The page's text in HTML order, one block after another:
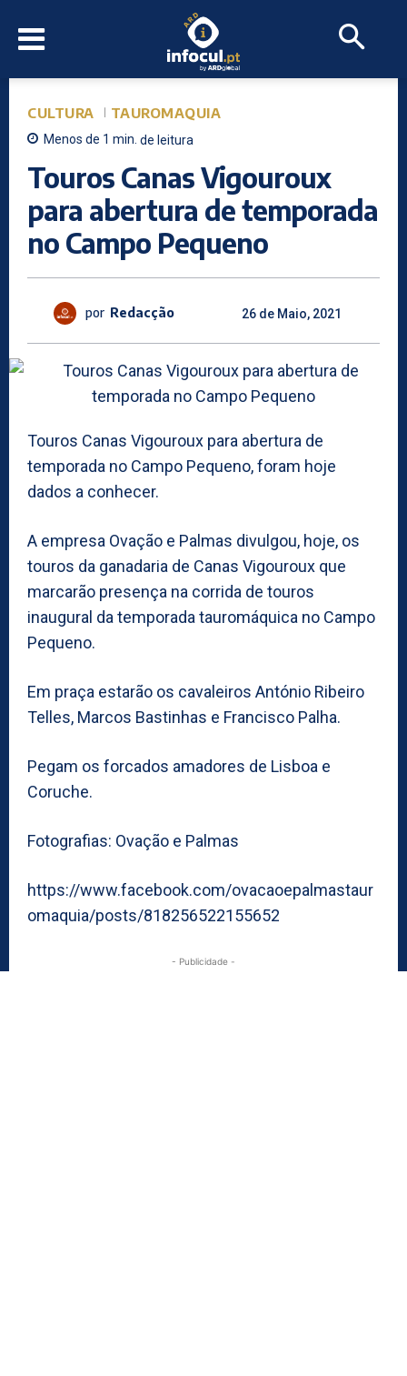
CULTURA TAUROMAQUIA
Menos de 1 min. de leitura
Touros Canas Vigouroux
para abertura de temporada
no Campo Pequeno
por Redacção 26 de Maio, 2021
Touros Canas Vigouroux para abertura de
temporada no Campo Pequeno, foram hoje
dados a conhecer.
A empresa Ovação e Palmas divulgou, hoje, os
touros da ganadaria de Canas Vigouroux que
marcarão presença na corrida de touros
inaugural da temporada tauromáquica no Campo
Pequeno.
Em praça estarão os cavaleiros António Ribeiro
Telles, Marcos Bastinhas e Francisco Palha.
Pegam os forcados amadores de Lisboa e
Coruche.
Fotografias: Ovação e Palmas
https://www.facebook.com/ovacaoepalmastaur
omaquia/posts/818256522155652
- Publicidade -